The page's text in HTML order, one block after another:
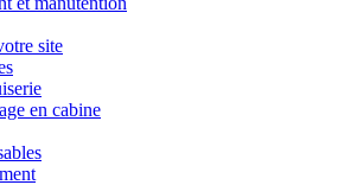
site
en cabine